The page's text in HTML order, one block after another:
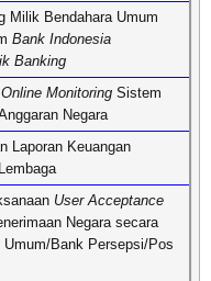
Milik Bendahara Umum
Bank Indonesia
Banking
Online Monitoring Sistem
Negara
Laporan Keuangan
User Acceptance
Negara secara
Bank Persepsi/Pos